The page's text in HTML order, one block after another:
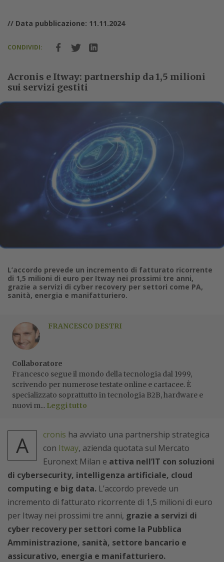
// Data pubblicazione: 11.11.2024
CONDIVIDI:
Acronis e Itway: partnership da 1,5 milioni
sui servizi gestiti
L’accordo prevede un incremento di fatturato ricorrente
di 1,5 milioni di euro per Itway nei prossimi tre anni,
grazie a servizi di cyber recovery per settori come PA,
sanità, energia e manifatturiero.
FRANCESCO DESTRI
Collaboratore
Francesco segue il mondo della tecnologia dal 1999,
scrivendo per numerose testate online e cartacee. È
specializzato soprattutto in tecnologia B2B, hardware e
nuovi m... Leggi tutto
A cronis ha avviato una partnership strategica
con Itway, azienda quotata sul Mercato
Euronext Milan e attiva nell’IT con soluzioni
di cybersecurity, intelligenza artificiale, cloud
computing e big data. L’accordo prevede un
incremento di fatturato ricorrente di 1,5 milioni di euro
per Itway nei prossimi tre anni, grazie a servizi di
cyber recovery per settori come la Pubblica
Amministrazione, sanità, settore bancario e
assicurativo, energia e manifatturiero.